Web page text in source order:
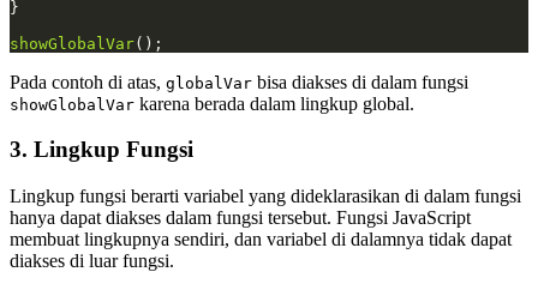
showGlobalVar();
Pada contoh di atas, globalVar bisa diakses di dalam fungsi
showGlobalVar karena berada dalam lingkup global.
3. Lingkup Fungsi
Lingkup fungsi berarti variabel yang dideklarasikan di dalam fungsi
hanya dapat diakses dalam fungsi tersebut. Fungsi JavaScript
membuat lingkupnya sendiri, dan variabel di dalamnya tidak dapat
diakses di luar fungsi.